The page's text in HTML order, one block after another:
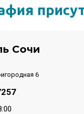
Сочи
6